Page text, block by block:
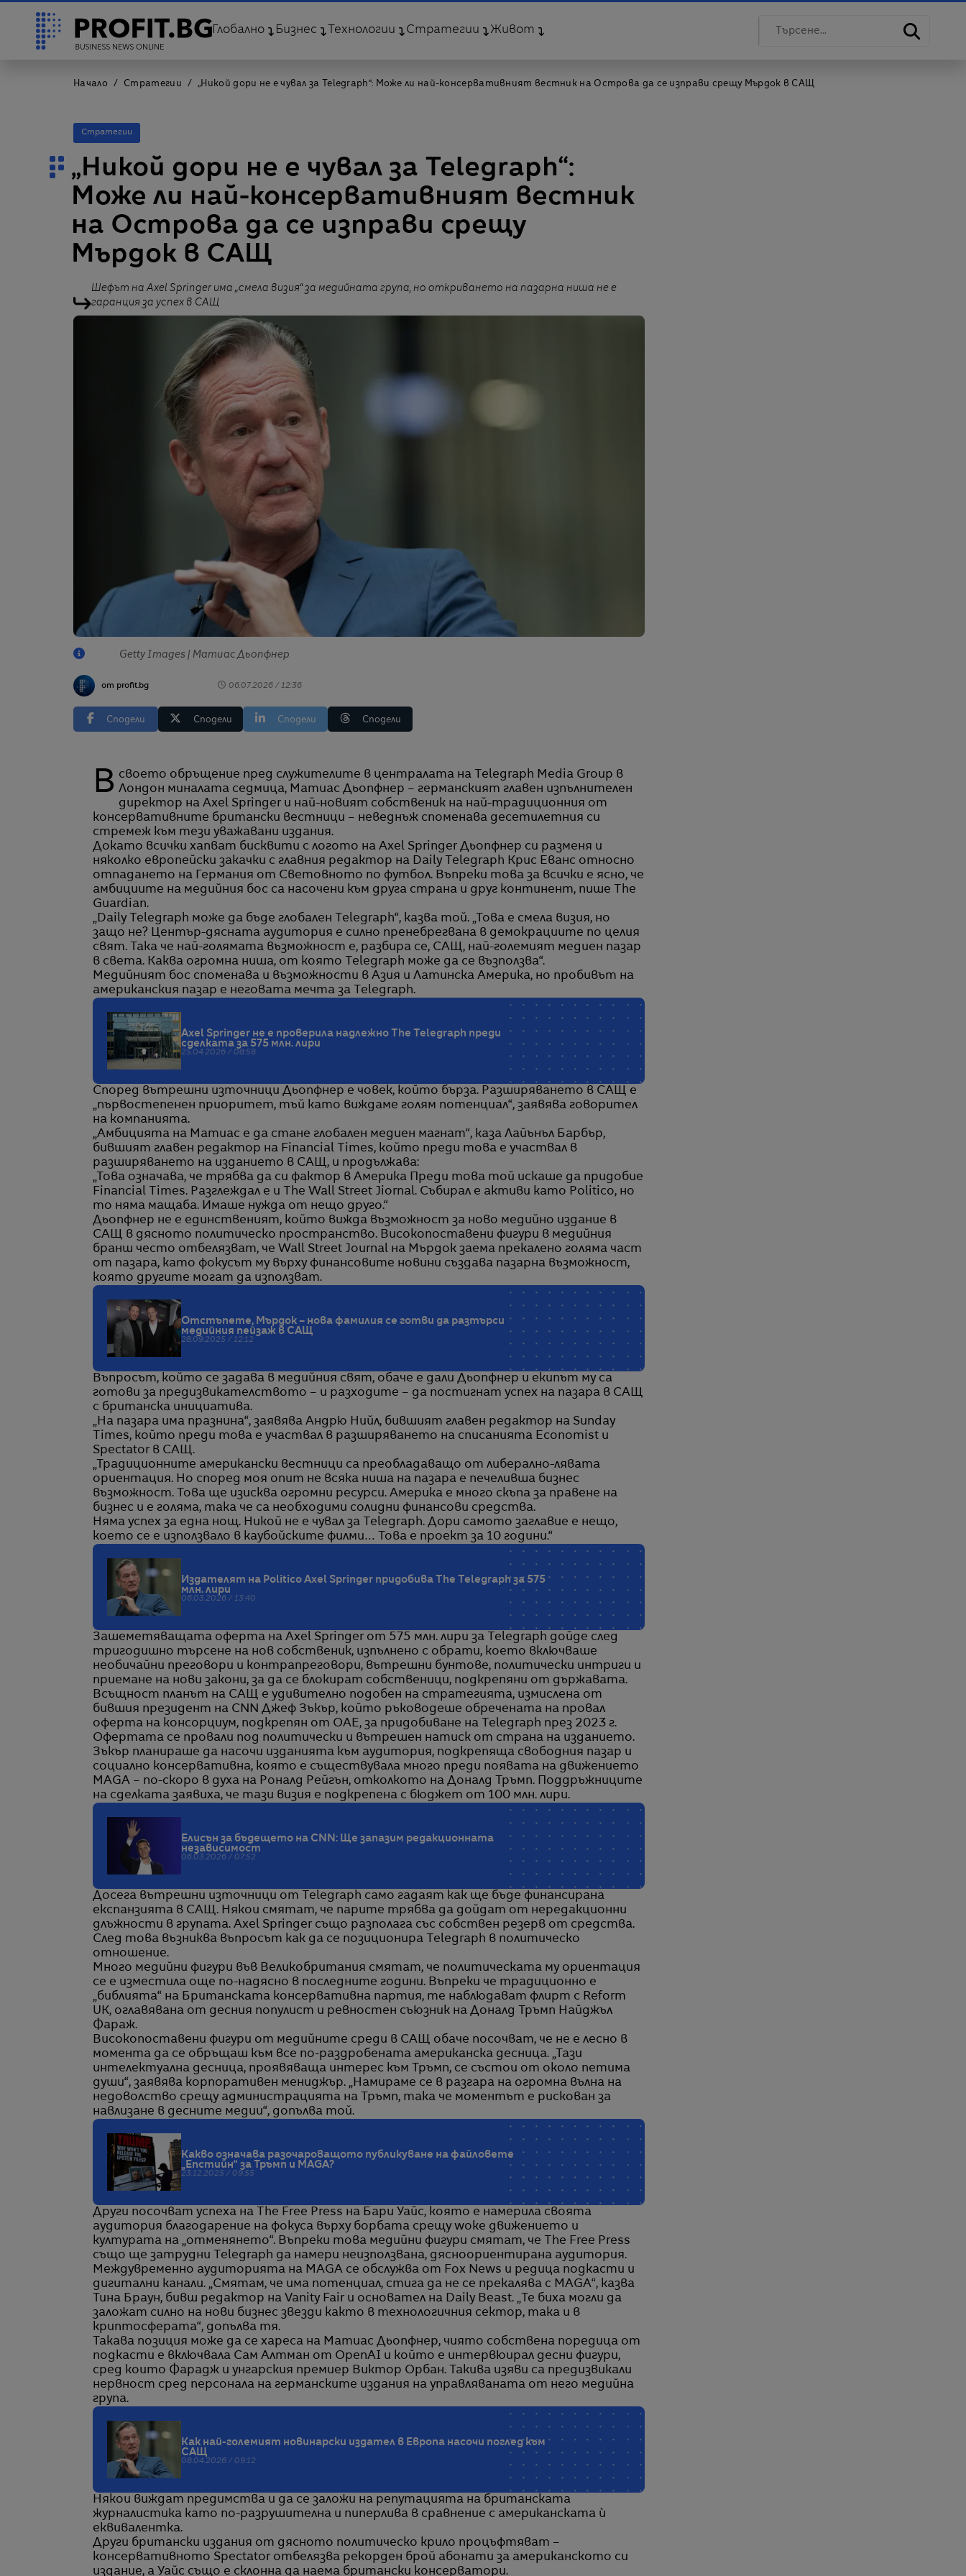
Глобално Бизнес Технологии Стратегии Живот
Начало Стратегии „Никой дори не е чувал за Telegraph“: Може ли най-консервативният вестник на Острова да се изправи срещу Мърдок в САЩ
Стратегии
„Никой дори не е чувал за Telegraph“:
Може ли най-консервативният вестник
на Острова да се изправи срещу
Мърдок в САЩ
Шефът на Axel Springer има „смела визия“ за медийната група, но откриването на пазарна ниша не е
гаранция за успех в САЩ
Getty Images | Матиас Дьопфнер
от profit.bg 06.07.2026 / 12:36
Сподели Сподели Сподели Сподели
В своето обръщение пред служителите в централата на Telegraph Media Group в Лондон миналата седмица, Матиас Дьопфнер – германският главен изпълнителен
директор на Axel Springer и най-новият собственик на най-традиционния от
консервативните британски вестници – неведнъж споменава десетилетния си
стремеж към тези уважавани издания.
Докато всички хапват бисквити с логото на Axel Springer Дьопфнер си разменя и
няколко европейски закачки с главния редактор на Daily Telegraph Крис Еванс относно
отпадането на Германия от Световното по футбол. Въпреки това за всички е ясно, че
амбициите на медийния бос са насочени към друга страна и друг континент, пише The
Guardian.
„Daily Telegraph може да бъде глобален Telegraph“, казва той. „Това е смела визия, но
защо не? Център-дясната аудитория е силно пренебрегвана в демокрациите по целия
свят. Така че най-голямата възможност е, разбира се, САЩ, най-големият медиен пазар
в света. Каква огромна ниша, от която Telegraph може да се възползва“.
Медийният бос споменава и възможности в Азия и Латинска Америка, но пробивът на
американския пазар е неговата мечта за Telegraph.
Axel Springer не е проверила надлежно The Telegraph преди
сделката за 575 млн. лири
25.04.2026 / 08:58
Според вътрешни източници Дьопфнер е човек, който бърза. Разширяването в САЩ е
„първостепенен приоритет, тъй като виждаме голям потенциал“, заявява говорител
на компанията.
„Амбицията на Матиас е да стане глобален медиен магнат“, каза Лайънъл Барбър,
бившият главен редактор на Financial Times, който преди това е участвал в
разширяването на изданието в САЩ, и продължава:
„Това означава, че трябва да си фактор в Америка Преди това той искаше да придобие
Financial Times. Разглеждал е и The Wall Street Jiornal. Събирал е активи като Politico, но
то няма мащаба. Имаше нужда от нещо друго.“
Дьопфнер не е единственият, който вижда възможност за ново медийно издание в
САЩ в дясното политическо пространство. Високопоставени фигури в медийния
бранш често отбелязват, че Wall Street Journal на Мърдок заема прекалено голяма част
от пазара, като фокусът му върху финансовите новини създава пазарна възможност,
която другите могат да използват.
Отстъпете, Мърдок – нова фамилия се готви да разтърси
медийния пейзаж в САЩ
28.09.2025 / 12:12
Въпросът, който се задава в медийния свят, обаче е дали Дьопфнер и екипът му са
готови за предизвикателството – и разходите – да постигнат успех на пазара в САЩ
с британска инициатива.
„На пазара има празнина“, заявява Андрю Нийл, бившият главен редактор на Sunday
Times, който преди това е участвал в разширяването на списанията Economist и
Spectator в САЩ.
„Традиционните американски вестници са преобладаващо от либерално-лявата
ориентация. Но според моя опит не всяка ниша на пазара е печеливша бизнес
възможност. Това ще изисква огромни ресурси. Америка е много скъпа за правене на
бизнес и е голяма, така че са необходими солидни финансови средства.
Няма успех за една нощ. Никой не е чувал за Telegraph. Дори самото заглавие е нещо,
което се е използвало в каубойските филми… Това е проект за 10 години.“
Издателят на Politico Axel Springer придобива The Telegraph за 575
млн. лири
06.03.2026 / 13:40
Зашеметяващата оферта на Axel Springer от 575 млн. лири за Telegraph дойде след
тригодишно търсене на нов собственик, изпълнено с обрати, което включваше
необичайни преговори и контрапреговори, вътрешни бунтове, политически интриги и
приемане на нови закони, за да се блокират собственици, подкрепяни от държавата.
Всъщност планът на САЩ е удивително подобен на стратегията, измислена от
бившия президент на CNN Джеф Зъкър, който ръководеше обречената на провал
оферта на консорциум, подкрепян от ОАЕ, за придобиване на Telegraph през 2023 г.
Офертата се провали под политически и вътрешен натиск от страна на изданието.
Зъкър планираше да насочи изданията към аудитория, подкрепяща свободния пазар и
социално консервативна, която е съществувала много преди появата на движението
MAGA – по-скоро в духа на Роналд Рейгън, отколкото на Доналд Тръмп. Поддръжниците
на сделката заявиха, че тази визия е подкрепена с бюджет от 100 млн. лири.
Елисън за бъдещето на CNN: Ще запазим редакционната
независимост
06.03.2026 / 07:52
Досега вътрешни източници от Telegraph само гадаят как ще бъде финансирана
експанзията в САЩ. Някои смятат, че парите трябва да дойдат от нередакционни
длъжности в групата. Axel Springer също разполага със собствен резерв от средства.
След това възниква въпросът как да се позиционира Telegraph в политическо
отношение.
Много медийни фигури във Великобритания смятат, че политическата му ориентация
се е изместила още по-надясно в последните години. Въпреки че традиционно е
„библията“ на Британската консервативна партия, те наблюдават флирт с Reform
UK, оглавявана от десния популист и ревностен съюзник на Доналд Тръмп Найджъл
Фараж.
Високопоставени фигури от медийните среди в САЩ обаче посочват, че не е лесно в
момента да се обръщаш към все по-раздробената американска десница. „Тази
интелектуална десница, проявяваща интерес към Тръмп, се състои от около петима
души“, заявява корпоративен мениджър. „Намираме се в разгара на огромна вълна на
недоволство срещу администрацията на Тръмп, така че моментът е рискован за
навлизане в десните медии“, допълва той.
Какво означава разочароващото публикуване на файловете
„Епстийн“ за Тръмп и MAGA?
23.12.2025 / 09:55
Други посочват успеха на The Free Press на Бари Уайс, която е намерила своята
аудитория благодарение на фокуса върху борбата срещу woke движението и
културата на „отменянето“. Въпреки това медийни фигури смятат, че The Free Press
също ще затрудни Telegraph да намери неизползвана, дясноориентирана аудитория.
Междувременно аудиторията на MAGA се обслужва от Fox News и редица подкасти и
дигитални канали. „Смятам, че има потенциал, стига да не се прекалява с MAGA“, казва
Тина Браун, бивш редактор на Vanity Fair и основател на Daily Beast. „Те биха могли да
заложат силно на нови бизнес звезди както в технологичния сектор, така и в
криптосферата“, допълва тя.
Такава позиция може да се хареса на Матиас Дьопфнер, чиято собствена поредица от
подкасти е включвала Сам Алтман от OpenAI и който е интервюирал десни фигури,
сред които Фарадж и унгарския премиер Виктор Орбан. Такива изяви са предизвикали
нервност сред персонала на германските издания на управляваната от него медийна
група.
Как най-големият новинарски издател в Европа насочи поглед към
САЩ
08.04.2026 / 09:12
Някои виждат предимства и да се заложи на репутацията на британската
журналистика като по-разрушителна и пиперлива в сравнение с американската ѝ
еквивалентка.
Други британски издания от дясното политическо крило процъфтяват –
консервативното Spectator отбелязва рекорден брой абонати за американското си
издание, а Уайс също е склонна да наема британски консерватори.